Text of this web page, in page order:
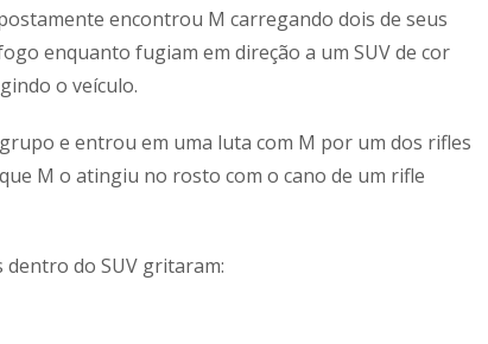
encontrou M carregando dois de seus
enquanto fugiam em direção a um SUV de cor
o veículo.
e entrou em uma luta com M por um dos rifles
M o atingiu no rosto com o cano de um rifle
dentro do SUV gritaram: